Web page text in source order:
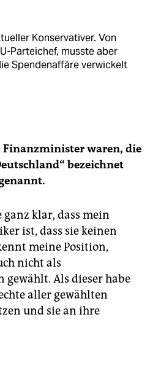
Konservativer. Von
Parteichef, musste aber
Spenden­affäre verwickelt
Finanzminister waren, die
bezeichnet
ganz klar, dass mein
ist, dass sie keinen
meine Position,
nicht als
gewählt. Als dieser habe
aller gewählten
und sie an ihre